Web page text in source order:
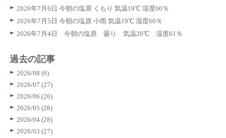
2026年7月6日 今朝の塩原 くもり 気温19℃ 湿度60％
2026年7月5日 今朝の塩原 小雨 気温19℃ 湿度60％
2026年7月4日 今朝の塩原 曇り 気温20℃ 湿度61％
過去の記事
2026/08 (6)
2026/07 (27)
2026/06 (26)
2026/05 (28)
2026/04 (28)
2026/03 (27)